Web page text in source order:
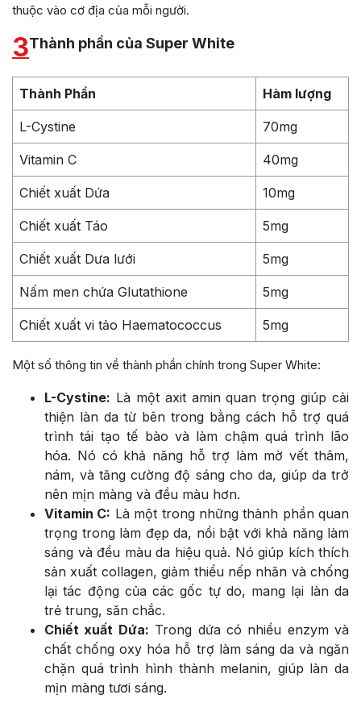
thuộc vào cơ địa của mỗi người.
3Thành phần của Super White
Thành Phần Hàm lượng
L-Cystine 70mg
Vitamin C 40mg
Chiết xuất Dứa 10mg
Chiết xuất Táo 5mg
Chiết xuất Dưa lưới 5mg
Nấm men chứa Glutathione 5mg
Chiết xuất vi tảo Haematococcus 5mg
Một số thông tin về thành phần chính trong Super White:
L-Cystine: Là một axit amin quan trọng giúp cải
thiện làn da từ bên trong bằng cách hỗ trợ quá
trình tái tạo tế bào và làm chậm quá trình lão
hóa. Nó có khả năng hỗ trợ làm mờ vết thâm,
nám, và tăng cường độ sáng cho da, giúp da trở
nên mịn màng và đều màu hơn.
Vitamin C: Là một trong những thành phần quan
trọng trong làm đẹp da, nổi bật với khả năng làm
sáng và đều màu da hiệu quả. Nó giúp kích thích
sản xuất collagen, giảm thiểu nếp nhăn và chống
lại tác động của các gốc tự do, mang lại làn da
trẻ trung, săn chắc.
Chiết xuất Dứa: Trong dứa có nhiều enzym và
chất chống oxy hóa hỗ trợ làm sáng da và ngăn
chặn quá trình hình thành melanin, giúp làn da
mịn màng tươi sáng.